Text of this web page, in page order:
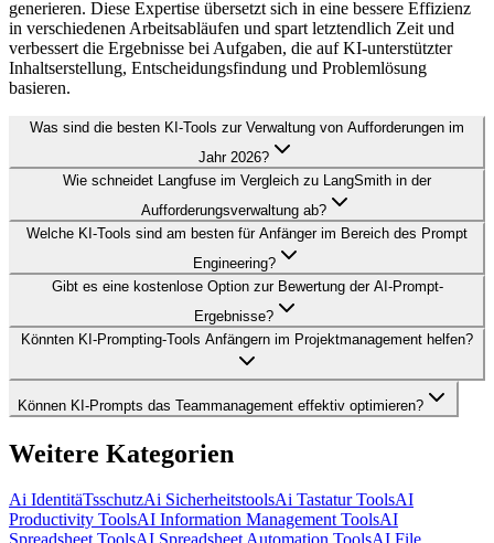
generieren. Diese Expertise übersetzt sich in eine bessere Effizienz
in verschiedenen Arbeitsabläufen und spart letztendlich Zeit und
verbessert die Ergebnisse bei Aufgaben, die auf KI-unterstützter
Inhaltserstellung, Entscheidungsfindung und Problemlösung
basieren.
Was sind die besten KI-Tools zur Verwaltung von Aufforderungen im
Jahr 2026?
Wie schneidet Langfuse im Vergleich zu LangSmith in der
Aufforderungsverwaltung ab?
Welche KI-Tools sind am besten für Anfänger im Bereich des Prompt
Engineering?
Gibt es eine kostenlose Option zur Bewertung der AI-Prompt-
Ergebnisse?
Könnten KI-Prompting-Tools Anfängern im Projektmanagement helfen?
Können KI-Prompts das Teammanagement effektiv optimieren?
Weitere Kategorien
Ai IdentitäTsschutzAi SicherheitstoolsAi Tastatur ToolsAI
Productivity ToolsAI Information Management ToolsAI